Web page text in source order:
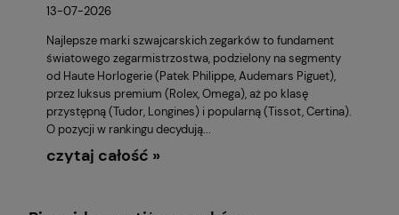
13-07-2026
Najlepsze marki szwajcarskich zegarków to fundament
światowego zegarmistrzostwa, podzielony na segmenty
od Haute Horlogerie (Patek Philippe, Audemars Piguet),
przez luksus premium (Rolex, Omega), aż po klasę
przystępną (Tudor, Longines) i popularną (Tissot, Certina).
O pozycji w rankingu decydują...
czytaj całość »